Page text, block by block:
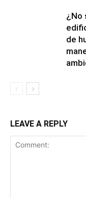
¿No
de
LEAVE A REPLY